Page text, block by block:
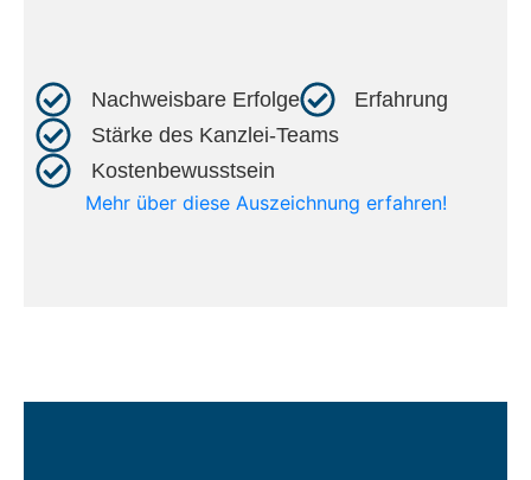
Nachweisbare Erfolge​
Erfahrung​
Stärke des Kanzlei-Teams​
Kostenbewusstsein​
Mehr über diese Auszeichnung erfahren!